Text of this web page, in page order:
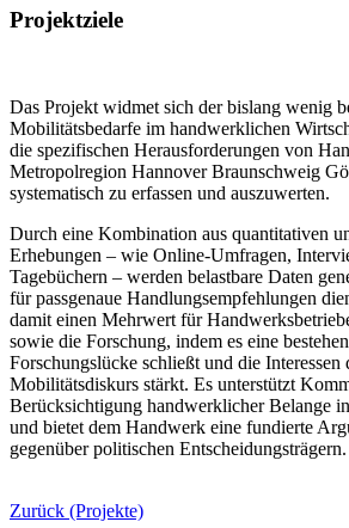
Projektziele
Das Projekt widmet sich der bislang wenig
Mobilitätsbedarfe im handwerklichen
die spezifischen Herausforderungen von
Metropolregion Hannover Braunschweig
systematisch zu erfassen und auszuwerten.
Durch eine Kombination aus quantitativen
Erhebungen – wie Online-Umfragen,
Tagebüchern – werden belastbare Daten
für passgenaue Handlungsempfehlungen
damit einen Mehrwert für
sowie die Forschung, indem es eine
Forschungslücke schließt und die
Mobilitätsdiskurs stärkt. Es unterstützt
Berücksichtigung handwerklicher Belange
und bietet dem Handwerk eine fundierte
gegenüber politischen Entscheidungsträgern.
Zurück (Projekte)